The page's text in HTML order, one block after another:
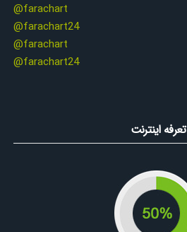
@farachart
@farachart24
@farachart
@farachart24
تعرفه اینترنت